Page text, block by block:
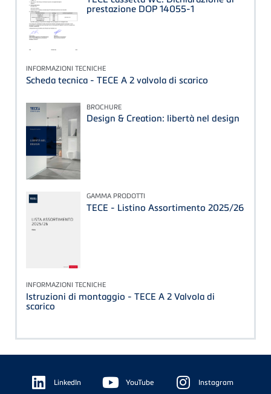
prestazione DOP 14055-1
INFORMAZIONI TECNICHE
Scheda tecnica - TECE A 2 valvola di scarico
BROCHURE
Design & Creation: libertà nel design
GAMMA PRODOTTI
TECE - Listino Assortimento 2025/26
INFORMAZIONI TECNICHE
Istruzioni di montaggio - TECE A 2 Valvola di
scarico
Floating
Sidebar LinkedIn YouTube Instagram